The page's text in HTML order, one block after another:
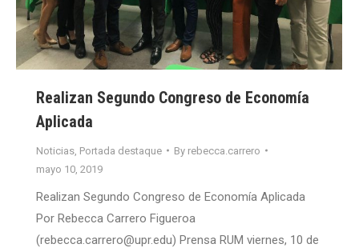
Realizan Segundo Congreso de Economía
Aplicada
Noticias Portada destaque By rebecca.carrero
mayo 10, 2019
Realizan Segundo Congreso de Economía Aplicada
Por Rebecca Carrero Figueroa
(rebecca.carrero@upr.edu) Prensa RUM viernes, 10 de